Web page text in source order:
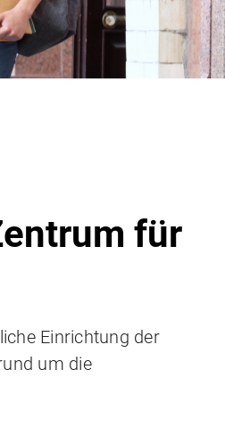
für
Einrichtung der
um die